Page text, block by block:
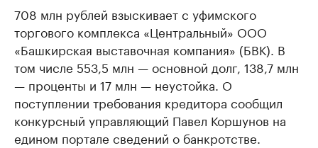
708 млн рублей взыскивает с уфимского
торгового комплекса «Центральный» ООО
«Башкирская выставочная компания» (БВК). В
том числе 553,5 млн — основной долг, 138,7 млн
— проценты и 17 млн — неустойка. О
поступлении требования кредитора сообщил
конкурсный управляющий Павел Коршунов на
едином портале сведений о банкротстве.